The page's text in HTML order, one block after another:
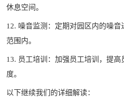
休息空间。
12. 噪音监测：定期对园区内的噪
范围内。
13. 员工培训：加强员工培训，提
度。
以下继续我们的详细解读：